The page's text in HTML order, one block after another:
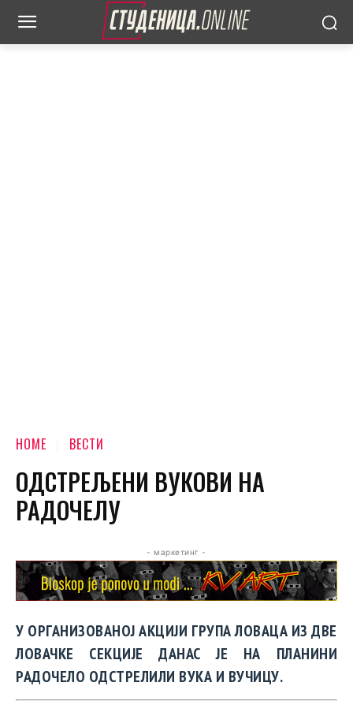
HOME ВЕСТИ
ОДСТРЕЉЕНИ ВУКОВИ НА
РАДОЧЕЛУ
- маркетинг -
У ОРГАНИЗОВАНОЈ АКЦИЈИ ГРУПА ЛОВАЦА ИЗ ДВЕ
ЛОВАЧКЕ СЕКЦИЈЕ ДАНАС ЈЕ НА ПЛАНИНИ
РАДОЧЕЛО ОДСТРЕЛИЛИ ВУКА И ВУЧИЦУ.